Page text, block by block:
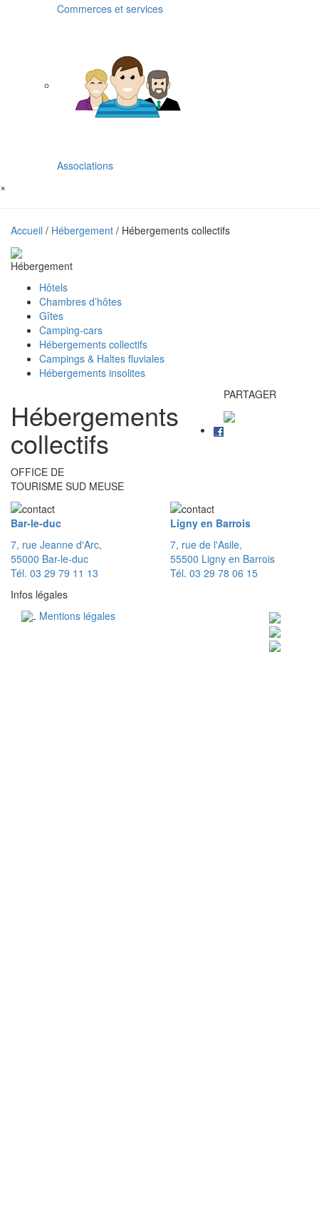
Commerces et services
Associations
×
Accueil / Hébergement / Hébergements collectifs
Hébergement
Hôtels
Chambres d’hôtes
Gîtes
Camping-cars
Hébergements collectifs
Campings & Haltes fluviales
Hébergements insolites
Hébergements
collectifs
PARTAGER
OFFICE DE
TOURISME SUD MEUSE
Bar-le-duc
7, rue Jeanne d'Arc,
55000 Bar-le-duc
Tél. 03 29 79 11 13
Ligny en Barrois
7, rue de l'Asile,
55500 Ligny en Barrois
Tél. 03 29 78 06 15
Infos légales
Mentions légales